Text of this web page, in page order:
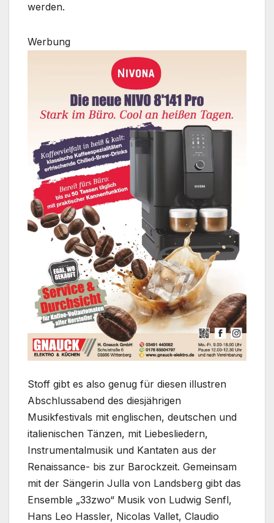
werden.
Werbung
Stoff gibt es also genug für diesen illustren
Abschlussabend des diesjährigen
Musikfestivals mit englischen, deutschen und
italienischen Tänzen, mit Liebesliedern,
Instrumentalmusik und Kantaten aus der
Renaissance- bis zur Barockzeit. Gemeinsam
mit der Sängerin Julla von Landsberg gibt das
Ensemble „33zwo“ Musik von Ludwig Senfl,
Hans Leo Hassler, Nicolas Vallet, Claudio